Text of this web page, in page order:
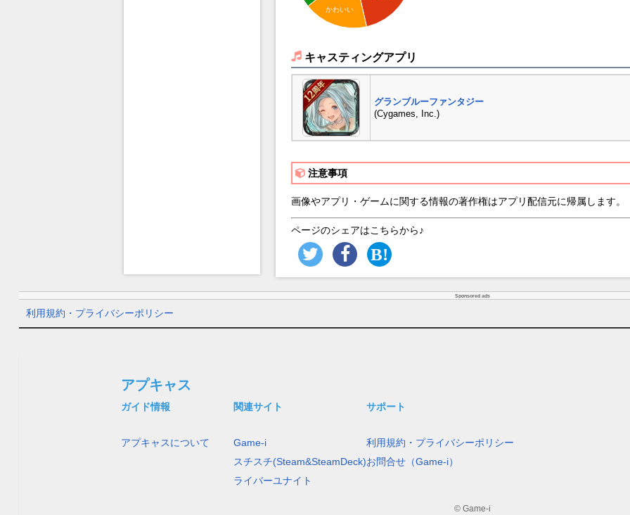
かわいい
キャスティングアプリ
グランブルーファンタジー
(Cygames, Inc.)
注意事項
画像やアプリ・ゲームに関する情報の著作権はアプリ配信元に帰属します。
ページのシェアはこちらから♪
Sponsored ads
利用規約・プライバシーポリシー
アプキャス
ガイド情報
アプキャスについて
関連サイト
Game-i
スチスチ(Steam&SteamDeck)
ライバーユナイト
サポート
利用規約・プライバシーポリシー
お問合せ（Game-i）
© Game-i